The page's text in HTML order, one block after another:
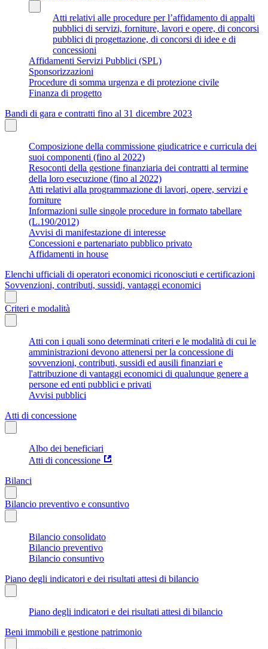
Atti relativi alle procedure per l’affidamento di appalti
pubblici di servizi, forniture, lavori e opere, di concorsi
pubblici di progettazione, di concorsi di idee e di
concessioni
Affidamenti Servizi Pubblici (SPL)
Sponsorizzazioni
Procedure di somma urgenza e di protezione civile
Finanza di progetto
Bandi di gara e contratti fino al 31 dicembre 2023
Composizione della commissione giudicatrice e curricula dei
suoi componenti (fino al 2022)
Resoconti della gestione finanziaria dei contratti al termine
della loro esecuzione (fino al 2022)
Atti relativi alla programmazione di lavori, opere, servizi e
forniture
Informazioni sulle singole procedure in formato tabellare
(L.190/2012)
Avvisi di manifestazione di interesse
Concessioni e partenariato pubblico privato
Affidamenti in house
Elenchi ufficiali di operatori economici riconosciuti e certificazioni
Sovvenzioni, contributi, sussidi, vantaggi economici
Criteri e modalità
Atti con i quali sono determinati criteri e le modalità di cui le
amministrazioni devono attenersi per la concessione di
sovvenzioni, contributi, sussidi ed ausili finanziari e
l'attribuzione di vantaggi economici di qualunque genere a
persone ed enti pubblici e privati
Avvisi pubblici
Atti di concessione
Albo dei beneficiari
Atti di concessione
Bilanci
Bilancio preventivo e consuntivo
Bilancio consolidato
Bilancio preventivo
Bilancio consuntivo
Piano degli indicatori e dei risultati attesi di bilancio
Piano degli indicatori e dei risultati attesi di bilancio
Beni immobili e gestione patrimonio